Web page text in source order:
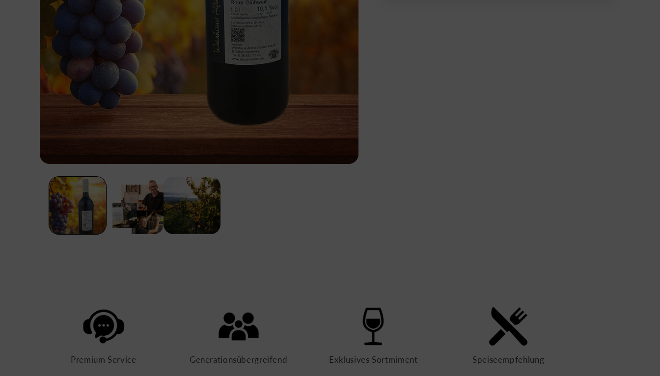
Premium Service Generationsübergreifend Exklusives Sortmiment Speiseempfehlung